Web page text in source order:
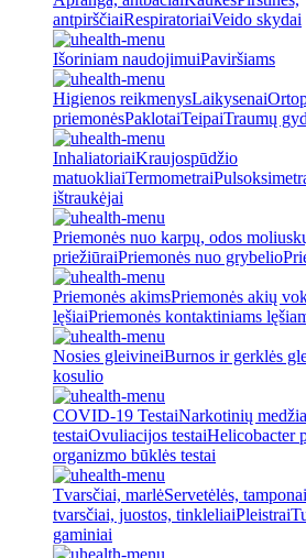
antpirščiaiRespiratoriaiVeido skydai
Išoriniam naudojimuiPaviršiams
Higienos reikmenysLaikysenai
priemonėsPaklotaiTeipaiTraumų
InhaliatoriaiKraujospūdžio
matuokliaiTermometrai
ištraukėjai
Priemonės nuo karpų, odos
priežiūraiPriemonės nuo grybelio
Priemonės akimsPriemonės akių
lęšiaiPriemonės kontaktiniams
Nosies gleivineiBurnos ir gerklės
kosulio
COVID-19 TestaiNarkotinių
testaiOvuliacijos testaiHelicobacter
organizmo būklės testai
Tvarsčiai, marlėServetėlės, tamponai
tvarsčiai, juostos, tinkleliaiPleistrai
gaminiai